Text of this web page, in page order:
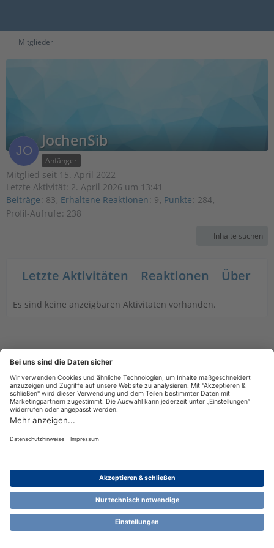
Mitglieder
JochenSib
Anfänger
Mitglied seit 15. April 2022
Letzte Aktivität: 2. April 2026 um 13:41
Beiträge 83 Erhaltene Reaktionen 9 Punkte 284
Profil-Aufrufe 238
Inhalte suchen
Letzte Aktivitäten Reaktionen Über
Es sind keine anzeigbaren Aktivitäten vorhanden.
Nutzungsbestimmungen Cookie-Einstellungen
Community-Software:WoltLab Suite™ 6.1.13